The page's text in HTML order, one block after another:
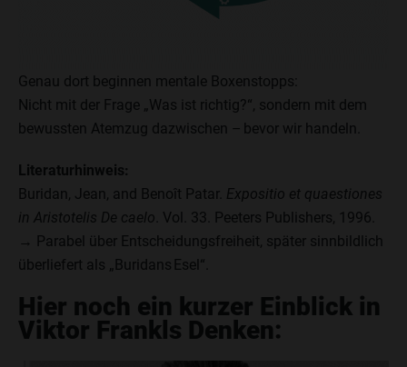
Genau dort beginnen mentale Boxenstopps:
Nicht mit der Frage „Was ist richtig?“, sondern mit dem
bewussten Atemzug dazwischen – bevor wir handeln.
Literaturhinweis:
Buridan, Jean, and Benoît Patar. Expositio et quaestiones
in Aristotelis De caelo . Vol. 33. Peeters Publishers, 1996.
→ Parabel über Entscheidungsfreiheit, später sinnbildlich
überliefert als „Buridans Esel“.
Hier noch ein kurzer Einblick in
Viktor Frankls Denken: